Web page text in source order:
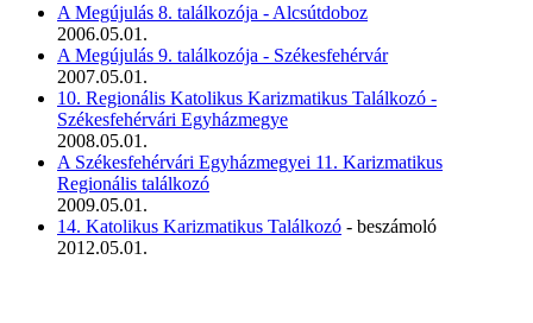
A Megújulás 8. találkozója - Alcsútdoboz
2006.05.01.
A Megújulás 9. találkozója - Székesfehérvár
2007.05.01.
10. Regionális Katolikus Karizmatikus Találkozó -
Székesfehérvári Egyházmegye
2008.05.01.
A Székesfehérvári Egyházmegyei 11. Karizmatikus
Regionális találkozó
2009.05.01.
14. Katolikus Karizmatikus Találkozó - beszámoló
2012.05.01.